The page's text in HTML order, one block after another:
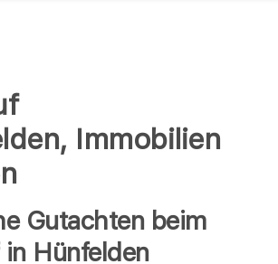
Immobilien
Gutachten beim
Hünfelden